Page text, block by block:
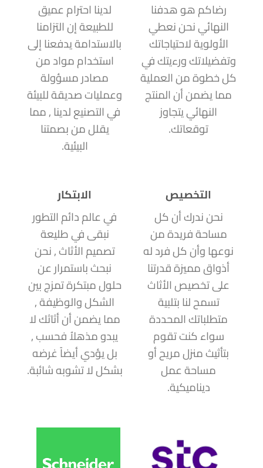
رضاكم هو هدفنا
النهائي نحن نعطي
الأولوية لاحتياجاتك
وتفضيلاتك ورءيتك في
كل خطوة من العملية
مما يضمن أن المنتج
النهائي يتجاوز
توقعاتك.
لدينا احترام عميق
للطبيعة إن التزامنا
بالاستدامة يدفعنا إلى
استخدام مواد من
مصادر مسؤولة
وعمليات صديقة للبيئة
في التصنيع لدينا , مما
يقلل من بصمتنا
البيئية.
التخصيص
نحن ندرك أن كل
مساحة فريدة من
نوعها وأن كل فرد له
أذواق مميزة قدرتنا
على تخصيص الأثاث
تسمح لنا بتلبية
متطلباتك المحددة
سواء كنت تقوم
بتأثيث منزل مريح أو
مساحة عمل
ديناميكية.
الابتكار
في عالم دائم التطور
نبقى في طليعة
تصميم الأثاث , نحن
نبحث باستمرار عن
حلول مبتكرة تمزج بين
الشكل والوظيفة ,
مما يضمن أن أثاثك لا
يبدو مذهلاُ فحسب ,
بل يؤدي أيضاً غرضه
بشكل لا تشوبه شائبة.